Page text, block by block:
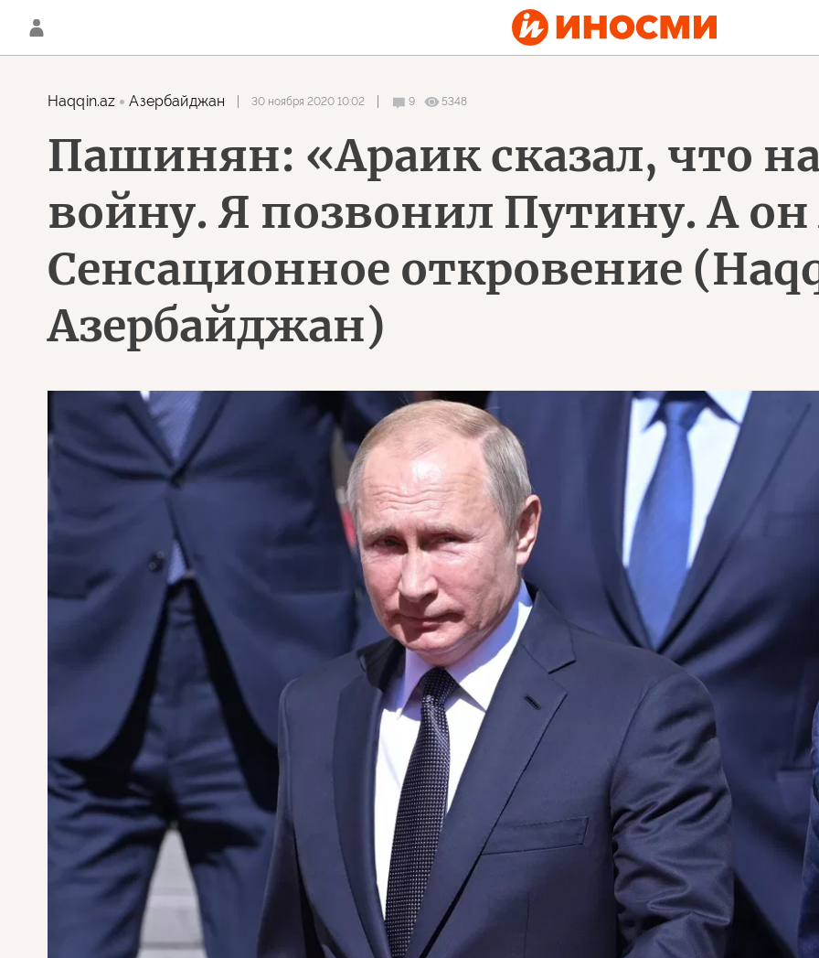
Haqqin.az Азербайджан 30 ноября 2020 10:02 9 5348
Пашинян: «Араик сказал, что
войну. Я позвонил Путину. А он
Сенсационное откровение
Азербайджан)